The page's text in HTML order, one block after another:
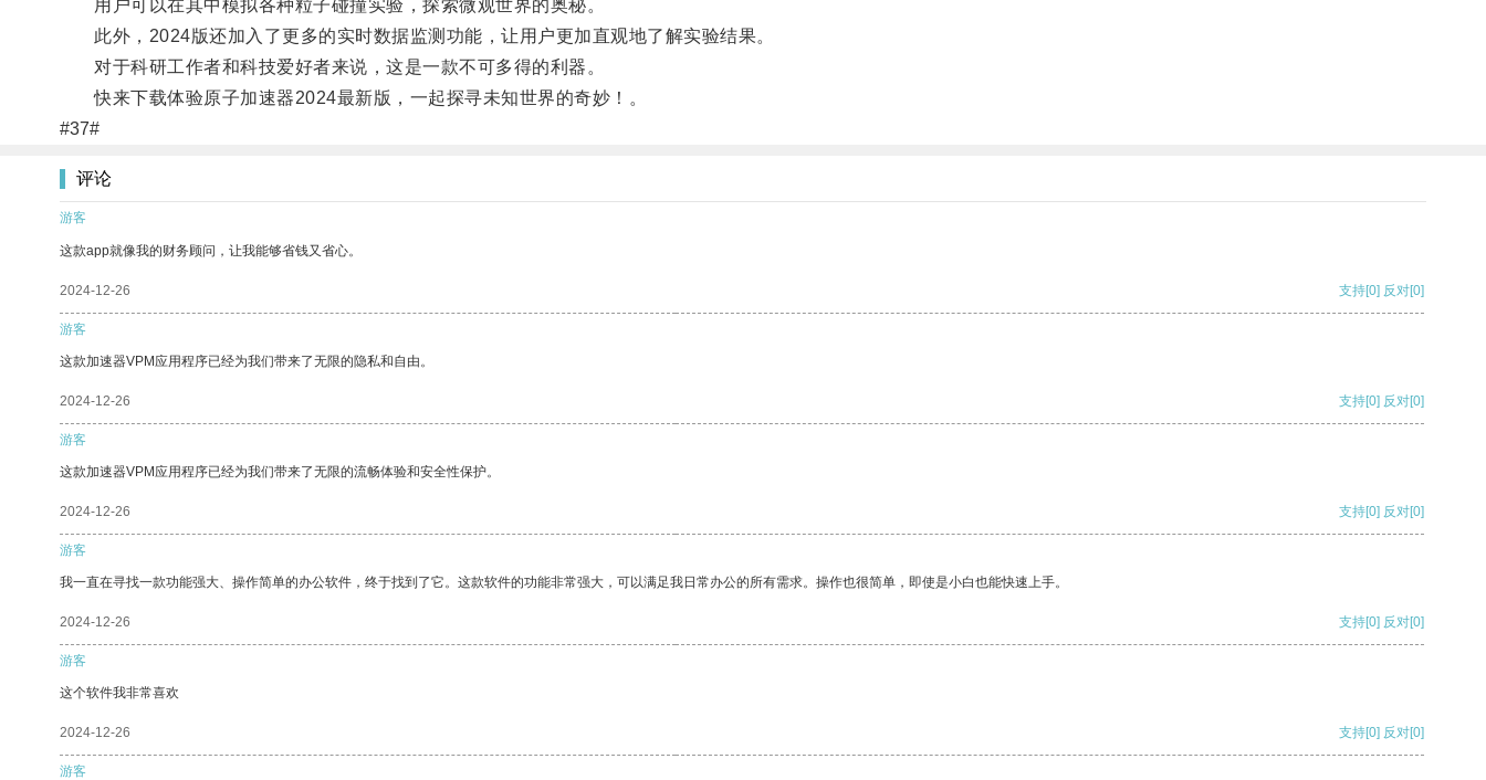
用户可以在其中模拟各种粒子碰撞实验，探索微观世界的奥秘。
此外，2024版还加入了更多的实时数据监测功能，让用户更加直观地了解实验结果。
对于科研工作者和科技爱好者来说，这是一款不可多得的利器。
快来下载体验原子加速器2024最新版，一起探寻未知世界的奇妙！。
#37#
评论
游客
这款app就像我的财务顾问，让我能够省钱又省心。
2024-12-26 支持[0] 反对[0]
游客
这款加速器VPM应用程序已经为我们带来了无限的隐私和自由。
2024-12-26 支持[0] 反对[0]
游客
这款加速器VPM应用程序已经为我们带来了无限的流畅体验和安全性保护。
2024-12-26 支持[0] 反对[0]
游客
我一直在寻找一款功能强大、操作简单的办公软件，终于找到了它。这款软件的功能非常强大，可以满足我日常办公的所有需求。操作也很简单，即使是小白也能快速上手。
2024-12-26 支持[0] 反对[0]
游客
这个软件我非常喜欢
2024-12-26 支持[0] 反对[0]
游客